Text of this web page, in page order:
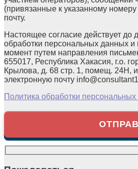
(привязанные к указанному
почту.
Настоящее согласие действует до
обработки персональных данных
момент путем направления
655017, Республика Хакасия, г.о.
Крылова, д. 68 стр. 1, помещ. 24Н,
электронную почту
Политика обработки